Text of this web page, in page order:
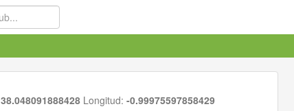
38.048091888428Longitud: -0.99975597858429